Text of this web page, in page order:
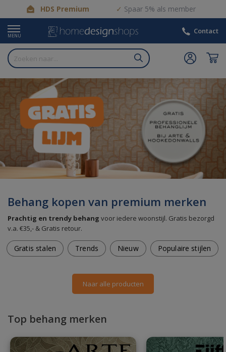
HDS Premium Spaar 5% als member
MENU
Contact
Behang kopen van premium merken
Prachtig en trendy behang voor iedere woonstijl. Gratis bezorgd
v.a. €35,- & Gratis retour.
Gratis stalen Trends Nieuw Populaire stijlen
Naar alle producten
Top behang merken